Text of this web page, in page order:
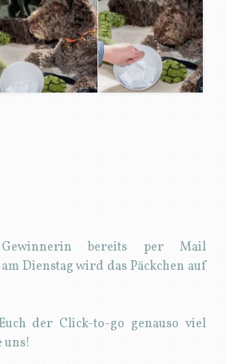
bereits per Mail
Dienstag wird das Päckchen auf
der Click-to-go genauso viel
uns!